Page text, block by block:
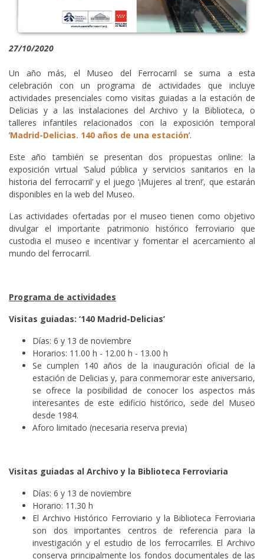
27/10/2020
Un año más, el Museo del Ferrocarril se suma a esta
celebración con un programa de actividades que incluye
actividades presenciales como visitas guiadas a la estación de
Delicias y a las instalaciones del Archivo y la Biblioteca, o
talleres infantiles relacionados con la exposición temporal
‘Madrid-Delicias. 140 años de una estación’.
Este año también se presentan dos propuestas online: la
exposición virtual ‘Salud pública y servicios sanitarios en la
historia del ferrocarril’ y el juego ‘¡Mujeres al tren!’, que estarán
disponibles en la web del Museo.
Las actividades ofertadas por el museo tienen como objetivo
divulgar el importante patrimonio histórico ferroviario que
custodia el museo e incentivar y fomentar el acercamiento al
mundo del ferrocarril.
Programa de actividades
Visitas guiadas: ‘140 Madrid-Delicias’
Días: 6 y 13 de noviembre
Horarios: 11.00 h - 12.00 h - 13.00 h
Se cumplen 140 años de la inauguración oficial de la
estación de Delicias y, para conmemorar este aniversario,
se ofrece la posibilidad de conocer los aspectos más
interesantes de este edificio histórico, sede del Museo
desde 1984.
Aforo limitado (necesaria reserva previa)
Visitas guiadas al Archivo y la Biblioteca Ferroviaria
Días: 6 y 13 de noviembre
Horario: 11.30 h
El Archivo Histórico Ferroviario y la Biblioteca Ferroviaria
son dos importantes centros de referencia para la
investigación y el estudio de los ferrocarriles. El Archivo
conserva principalmente los fondos documentales de las